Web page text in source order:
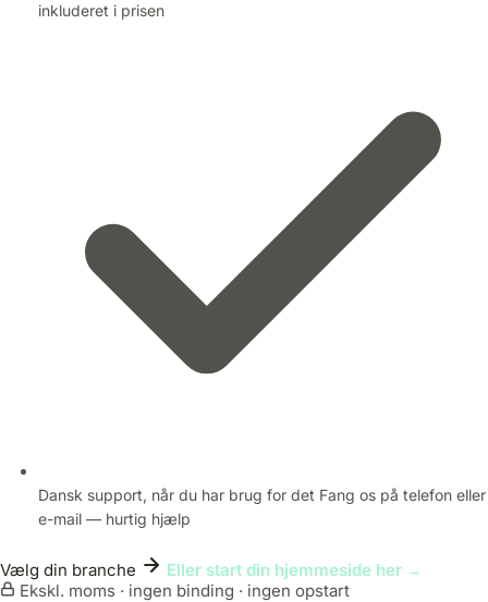
inkluderet i prisen
Dansk support, når du har brug for det Fang os på telefon eller
e-mail — hurtig hjælp
Vælg din branche
Eller start din hjemmeside her →
Ekskl. moms · ingen binding · ingen opstart